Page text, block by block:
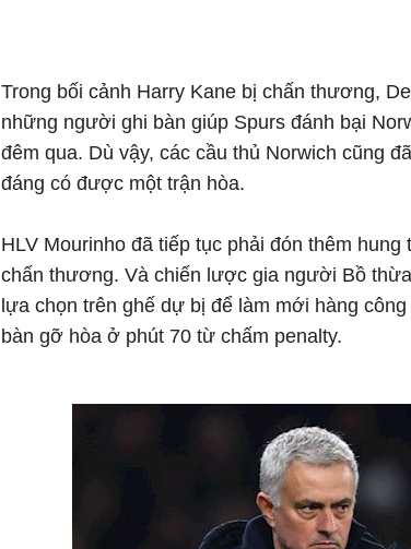
Trong bối cảnh Harry Kane bị chấn thương,
những người ghi bàn giúp Spurs đánh bại
đêm qua. Dù vậy, các cầu thủ Norwich cũng
đáng có được một trận hòa.
HLV Mourinho đã tiếp tục phải đón thêm
chấn thương. Và chiến lược gia người Bồ
lựa chọn trên ghế dự bị để làm mới hàng
bàn gỡ hòa ở phút 70 từ chấm penalty.